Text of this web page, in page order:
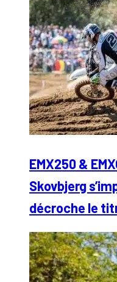
EMX250 &
Skovbjerg
décroche le